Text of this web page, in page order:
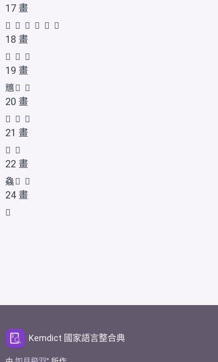
17 畫
𠓋 𠓎 𪞆 𫤧 𰃕 𱏰
18 畫
𠓏 𠓍 𠓐
19 畫
兤𠓑 𠓒
20 畫
𫤨 𠓓 𠓔
21 畫
𠓖 𠓕
22 畫
𠓗𠓙 𠓘
24 畫
𠓚
Kemdict 國家語言整合典